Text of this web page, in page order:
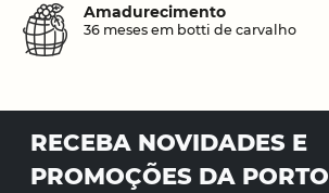
Amadurecimento
36 meses em botti de carvalho
RECEBA NOVIDADES E
PROMOÇÕES DA PORTO